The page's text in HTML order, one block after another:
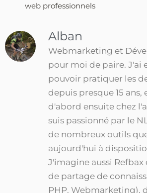
web professionnels
Alban
Webmarketing et
pour moi de paire. J'ai
pouvoir pratiquer les
depuis presque 15 ans,
d'abord ensuite chez
suis passionné par le
de nombreux outils
aujourd'hui à
J'imagine aussi
de partage de
PHP, Webmarketing),